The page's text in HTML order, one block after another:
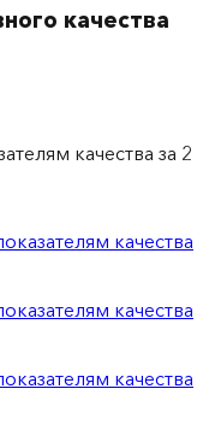
качества
качества за 2
качества
качества
качества